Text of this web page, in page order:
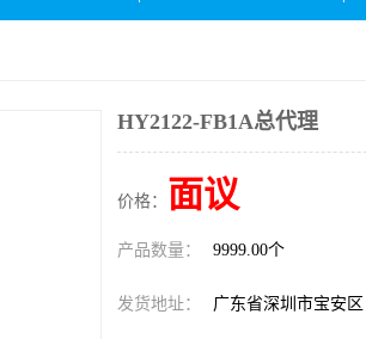
HY2122-FB1A总代理
价格： 面议
产品数量： 9999.00个
发货地址： 广东省深圳市宝安区